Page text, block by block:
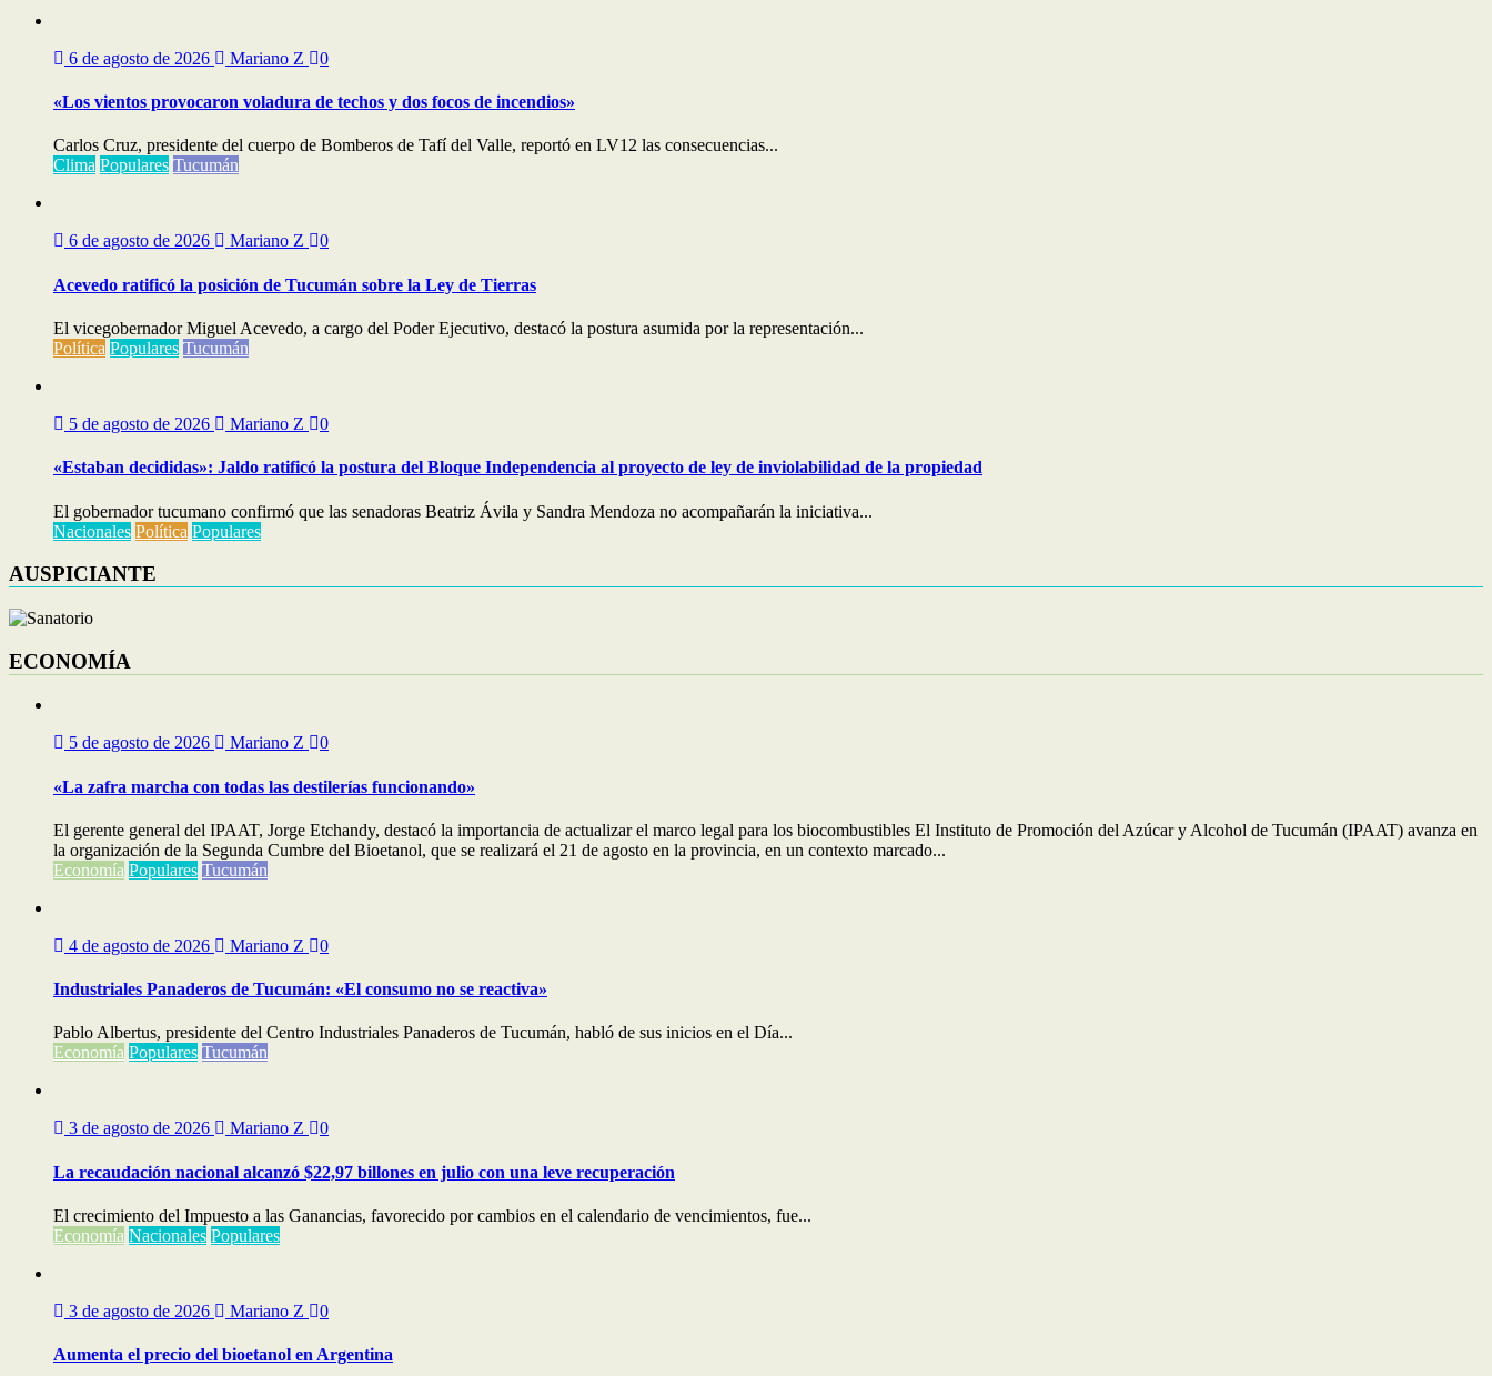
6 de agosto de 2026 Mariano Z 0
«Los vientos provocaron voladura de techos y dos focos de incendios»
Carlos Cruz, presidente del cuerpo de Bomberos de Tafí del Valle, reportó en LV12 las consecuencias...
Clima Populares Tucumán
6 de agosto de 2026 Mariano Z 0
Acevedo ratificó la posición de Tucumán sobre la Ley de Tierras
El vicegobernador Miguel Acevedo, a cargo del Poder Ejecutivo, destacó la postura asumida por la representación...
Política Populares Tucumán
5 de agosto de 2026 Mariano Z 0
«Estaban decididas»: Jaldo ratificó la postura del Bloque Independencia al proyecto de ley de inviolabilidad de la propiedad
El gobernador tucumano confirmó que las senadoras Beatriz Ávila y Sandra Mendoza no acompañarán la iniciativa...
Nacionales Política Populares
AUSPICIANTE
ECONOMÍA
5 de agosto de 2026 Mariano Z 0
«La zafra marcha con todas las destilerías funcionando»
El gerente general del IPAAT, Jorge Etchandy, destacó la importancia de actualizar el marco legal para los biocombustibles El Instituto de Promoción del Azúcar y Alcohol de Tucumán (IPAAT) avanza en
la organización de la Segunda Cumbre del Bioetanol, que se realizará el 21 de agosto en la provincia, en un contexto marcado...
Economía Populares Tucumán
4 de agosto de 2026 Mariano Z 0
Industriales Panaderos de Tucumán: «El consumo no se reactiva»
Pablo Albertus, presidente del Centro Industriales Panaderos de Tucumán, habló de sus inicios en el Día...
Economía Populares Tucumán
3 de agosto de 2026 Mariano Z 0
La recaudación nacional alcanzó $22,97 billones en julio con una leve recuperación
El crecimiento del Impuesto a las Ganancias, favorecido por cambios en el calendario de vencimientos, fue...
Economía Nacionales Populares
3 de agosto de 2026 Mariano Z 0
Aumenta el precio del bioetanol en Argentina